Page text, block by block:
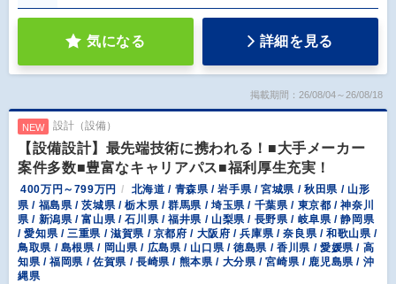
気になる 詳細を見る
掲載期間：26/08/04～26/08/18
NEW 設計（設備）
【設備設計】最先端技術に携われる！■大手メーカー
案件多数■豊富なキャリアパス■福利厚生充実！
400万円～799万円
北海道 / 青森県 / 岩手県 / 宮城県 / 秋田県 / 山形
県 / 福島県 / 茨城県 / 栃木県 / 群馬県 / 埼玉県 / 千葉県 / 東京都 / 神奈川
県 / 新潟県 / 富山県 / 石川県 / 福井県 / 山梨県 / 長野県 / 岐阜県 / 静岡県
/ 愛知県 / 三重県 / 滋賀県 / 京都府 / 大阪府 / 兵庫県 / 奈良県 / 和歌山県 /
鳥取県 / 島根県 / 岡山県 / 広島県 / 山口県 / 徳島県 / 香川県 / 愛媛県 / 高
知県 / 福岡県 / 佐賀県 / 長崎県 / 熊本県 / 大分県 / 宮崎県 / 鹿児島県 / 沖
縄県